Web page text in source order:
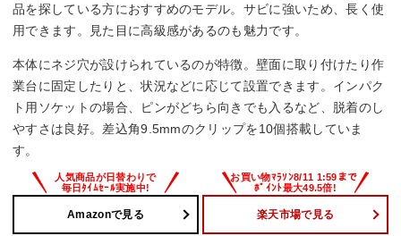
品を探している方におすすめのモデル。サビに強いため、長く使
用できます。見た目に高級感があるのも魅力です。
本体にネジ穴が設けられているのが特徴。壁面に取り付けたり作
業台に固定したりと、状況などに応じて設置できます。インパク
ト用ソケットの場合、ピンがどちら向きでも入るなど、脱着のし
やすさは良好。差込角9.5mmのクリップを10個搭載していま
す。
Amazonで見る 楽天市場で見る